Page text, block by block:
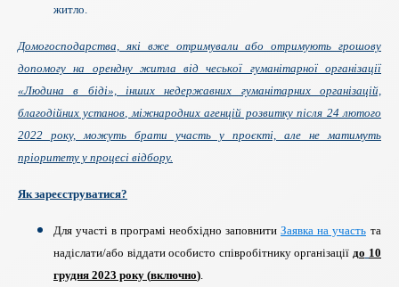
житло.
Домогосподарства, які вже отримували або отримують грошову
допомогу на орендну житла від чеської гуманітарної організації
«Людина в біді», інших недержавних гуманітарних організацій,
благодійних установ, міжнародних агенцій розвитку після 24 лютого
2022 року, можуть брати участь у проєкті, але не матимуть
пріоритету у процесі відбору.
Як зареєструватися?
Для участі в програмі необхідно заповнити Заявка на участь та
надіслати/або віддати особисто співробітнику організації до 10
грудня 2023 року (включно).